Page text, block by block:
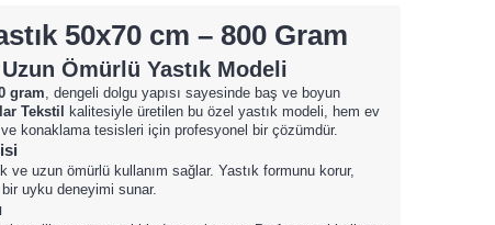
50x70 cm – 800 Gram
Ömürlü Yastık Modeli
gram , dengeli dolgu yapısı sayesinde baş ve boyun
Tekstil kalitesiyle üretilen bu özel yastık modeli, hem ev
konaklama tesisleri için profesyonel bir çözümdür.
uzun ömürlü kullanım sağlar. Yastık formunu korur,
uyku deneyimi sunar.